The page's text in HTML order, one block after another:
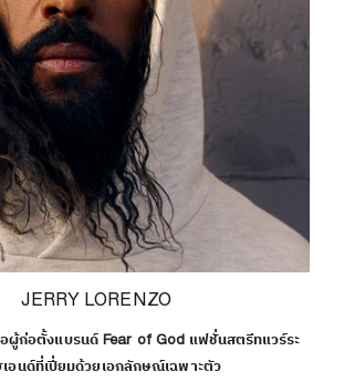
JERRY LORENZO
ผู้ก่อตั้งแบรนด์ Fear of God แฟชั่นสตรีทแวร์ระ
เอนด์ที่เปี่ยมด้วยเอกลักษณ์เฉพาะตัว